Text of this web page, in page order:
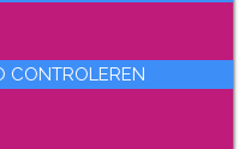
CONTROLEREN